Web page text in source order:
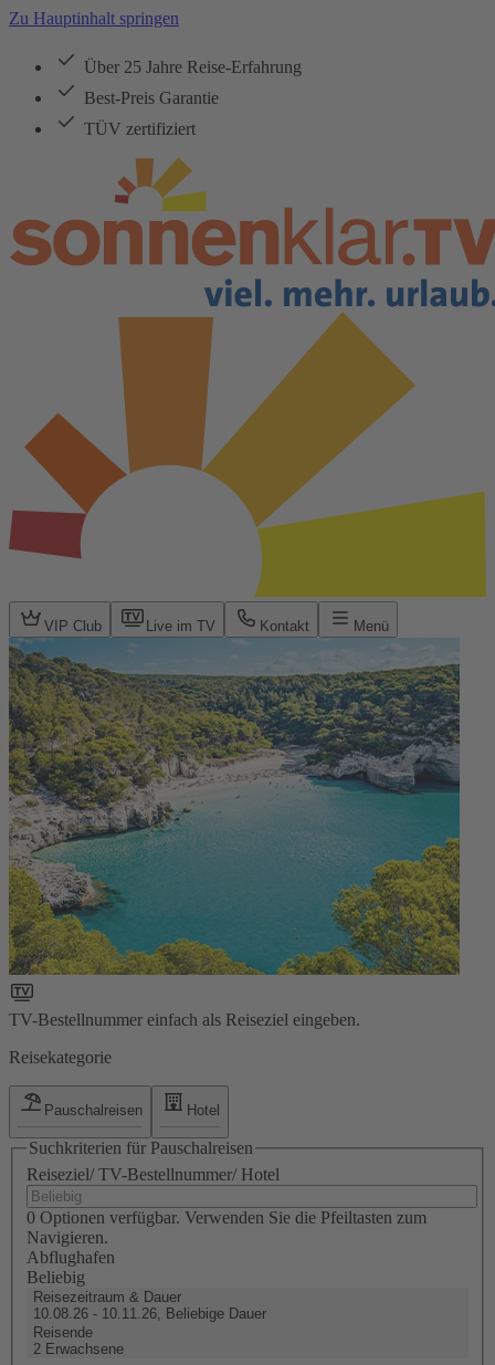
Zu Hauptinhalt springen
Über 25 Jahre Reise-Erfahrung
Best-Preis Garantie
TÜV zertifiziert
VIP Club Live im TV Kontakt Menü
TV-Bestellnummer einfach als Reiseziel eingeben.
Reisekategorie
Pauschalreisen Hotel
Suchkriterien für Pauschalreisen
Reiseziel/ TV-Bestellnummer/ Hotel
0 Optionen verfügbar. Verwenden Sie die Pfeiltasten zum
Navigieren.
Abflughafen
Beliebig
Reisezeitraum & Dauer
10.08.26 - 10.11.26, Beliebige Dauer
Reisende
2 Erwachsene